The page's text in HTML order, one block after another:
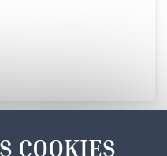
Données personnelles